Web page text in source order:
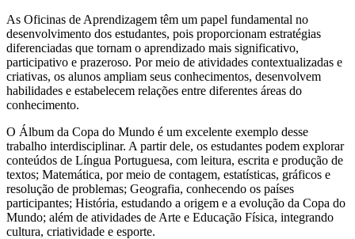
As Oficinas de Aprendizagem têm um papel fundamental no
desenvolvimento dos estudantes, pois proporcionam estratégias
diferenciadas que tornam o aprendizado mais significativo,
participativo e prazeroso. Por meio de atividades contextualizadas e
criativas, os alunos ampliam seus conhecimentos, desenvolvem
habilidades e estabelecem relações entre diferentes áreas do
conhecimento.
O Álbum da Copa do Mundo é um excelente exemplo desse
trabalho interdisciplinar. A partir dele, os estudantes podem explorar
conteúdos de Língua Portuguesa, com leitura, escrita e produção de
textos; Matemática, por meio de contagem, estatísticas, gráficos e
resolução de problemas; Geografia, conhecendo os países
participantes; História, estudando a origem e a evolução da Copa do
Mundo; além de atividades de Arte e Educação Física, integrando
cultura, criatividade e esporte.